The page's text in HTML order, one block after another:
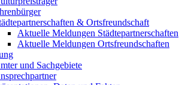
& Ortsfreundschaft
Aktuelle Meldungen Städtepartnerschaften
Aktuelle Meldungen Ortsfreundschaften
und Sachgebiete